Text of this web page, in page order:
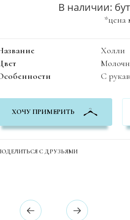
В наличии:
*цена
Холли
С
ХОЧУ ПРИМЕРИТЬ
С ДРУЗЬЯМИ